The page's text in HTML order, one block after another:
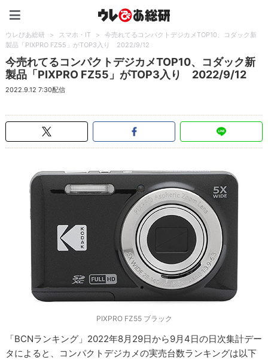
ウレぴあ総研 > スマホ・IT >
今売れてるコンパクトデジカメTOP10、コダック新
製品「PIXPRO FZ55」がTOP3入り 2022/9/12
今売れてるコンパクトデジカメTOP10、コダック新
製品「PIXPRO FZ55」がTOP3入り 2022/9/12
2022.9.12 7:30配信
PIXPRO FZ55 ブラック
「BCNランキング」2022年8月29日から9月4日の日次集計デー
タによると、コンパクトデジカメの実売台数ランキングは以下